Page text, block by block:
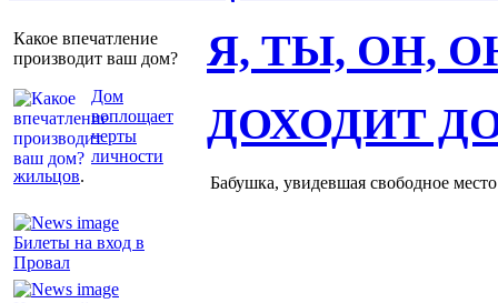
Какое впечатление
производит ваш дом?
Дом
воплощает
черты
личности
жильцов.
Я, ТЫ, ОН,
Билеты на вход в
Провал
ДОХОДИТ
Бабушка, увидевшая свободное